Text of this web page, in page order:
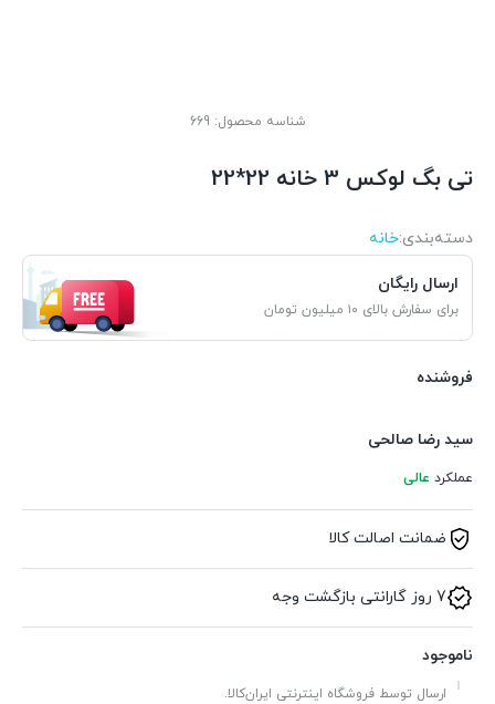
شناسه محصول: 669
تی بگ لوکس 3 خانه 22*22
دسته‌بندی‌:خانه
ارسال رایگان
برای سفارش بالای ۱۰ میلیون تومان
فروشنده
سید رضا صالحی
عملکرد عالی
ضمانت اصالت کالا
7 روز گارانتی بازگشت وجه
ناموجود
ارسال توسط فروشگاه اینترنتی ایران‌کالا.